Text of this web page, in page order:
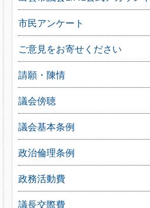
市民アンケート
ご意見をお寄せください
請願・陳情
議会傍聴
議会基本条例
政治倫理条例
政務活動費
議長交際費